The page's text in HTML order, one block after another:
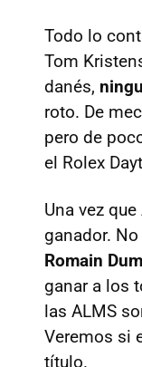
Todo lo
Tom
danés,
roto. De
pero de
el Rolex
Una vez
ganador.
Romain
ganar a los
las ALMS
Veremos si
título.